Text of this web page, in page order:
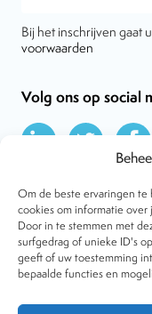
Om de beste ervaringen
cookies om informatie over
Door in te stemmen met
surfgedrag of unieke ID's
geeft of uw toestemming
bepaalde functies en
Bij het inschrijven gaat
voorwaarden
Volg ons op social
Over VtdK
Contact
Nieuws
Behandelwijzen
Dossiers